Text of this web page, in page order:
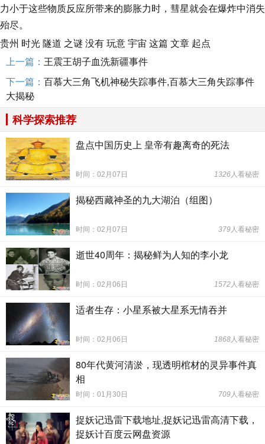
力小于这些物质反应所带来的膨胀力时，彗星就会在爆炸中消失
殆尽。
贵州 时光隧道 之谜没有玩意宇宙 这篇 文章 起点
上一篇： 王震王胡子血洗新疆事件
下一篇： 百慕大三角飞机神秘失踪事件,百慕大三角失踪事件
大揭秘
科学探索推荐
盘点中国历史上 皇帝有趣离奇的死法
时间：02月07日 1326人看秘密
揭秘西藏神圣的九大湖泊（组图）
时间：02月07日 379人看秘密
逝世40周年：揭秘鲜为人知的李小龙
时间：02月06日 1572人看秘密
适者生存：小星系被大星系无情吞并
时间：02月06日 1868人看秘密
80年代黄河清淤，现透明棺材的灵异事件真
相
时间：01月30日 709人看秘密
捉妖记迅雷下载地址,捉妖记迅雷高清下载，
捉妖计百度云网盘资源